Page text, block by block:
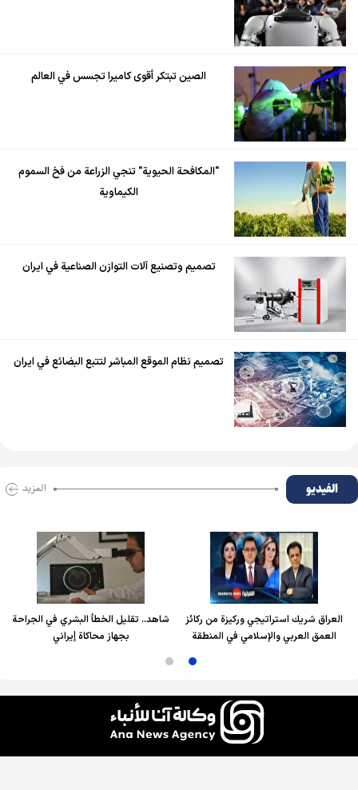
الصين تبتكر أقوى كاميرا تجسس في العالم
"المكافحة الحيوية" تنجي الزراعة من فخ السموم
الكيماوية
تصميم وتصنيع آلات التوازن الصناعية في ايران
تصميم نظام الموقع المباشر لتتبع البضائع في ايران
الفیدیو المزید
العراق شريك استراتيجي وركيزة من ركائز
العمق العربي والإسلامي في المنطقة
شاهد.. تقليل الخطأ البشري في الجراحة
بجهاز محاكاة إيراني